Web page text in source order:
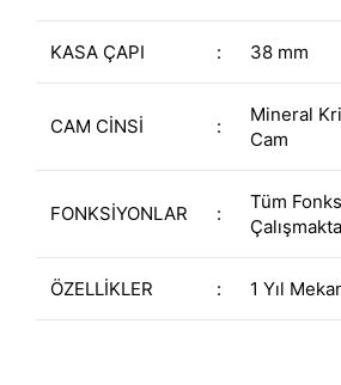
KASA ÇAPI : 38 mm
CAM CİNSİ :
Mineral
Cam
FONKSİYONLAR :
Tüm
Çalışmakta
ÖZELLİKLER : 1 Yıl